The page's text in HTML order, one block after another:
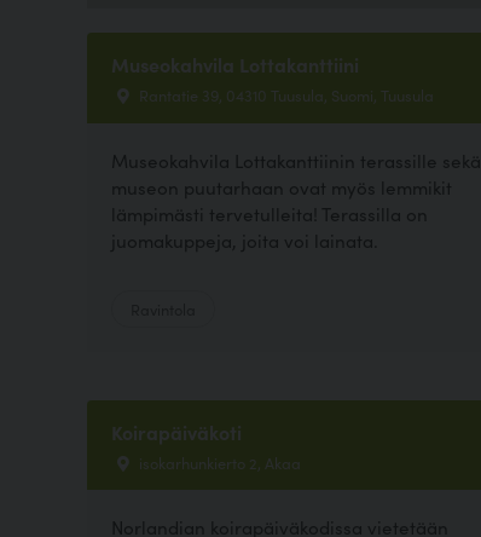
Museokahvila Lottakanttiini
Rantatie 39, 04310 Tuusula, Suomi, Tuusula
Museokahvila Lottakanttiinin terassille sekä
museon puutarhaan ovat myös lemmikit
lämpimästi tervetulleita! Terassilla on
juomakuppeja, joita voi lainata.
Koirapäiväkoti
isokarhunkierto 2, Akaa
Norlandian koirapäiväkodissa vietetään